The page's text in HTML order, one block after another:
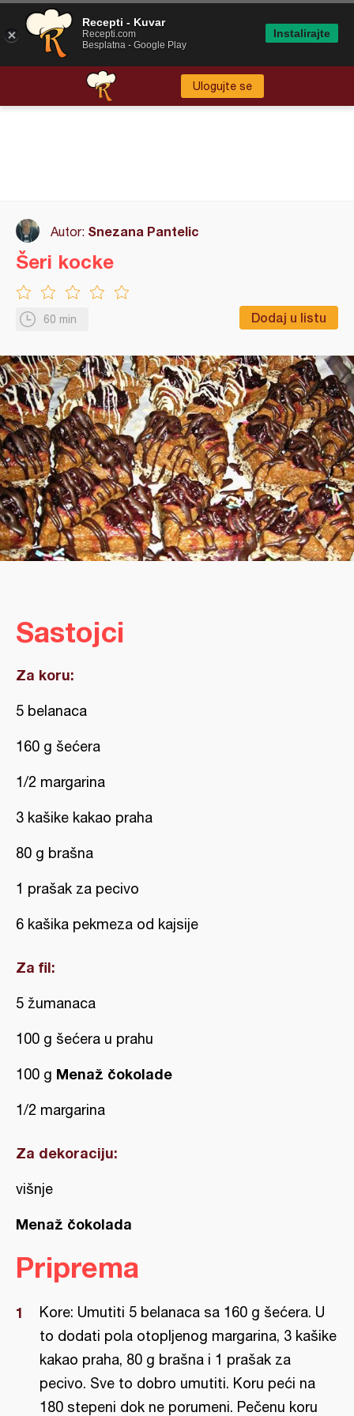
Ulogujte se
Autor: Snezana Pantelic
60 min Dodaj u listu
Šeri kocke
Sastojci
Za koru:
5 belanaca
160 g šećera
1/2 margarina
3 kašike kakao praha
80 g brašna
1 prašak za pecivo
6 kašika pekmeza od kajsije
Za fil:
5 žumanaca
100 g šećera u prahu
100 g Menaž čokolade
1/2 margarina
Za dekoraciju:
višnje
Menaž čokolada
Priprema
Kore: Umutiti 5 belanaca sa 160 g šećera. U
to dodati pola otopljenog margarina, 3 kašike
kakao praha, 80 g brašna i 1 prašak za
pecivo. Sve to dobro umutiti. Koru peći na
180 stepeni dok ne porumeni. Pečenu koru
Recepti - Kuvar
Recepti.com
Besplatna - Google Play
Instalirajte